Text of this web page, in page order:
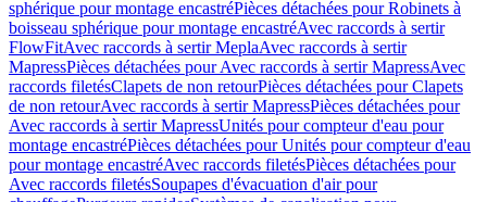
sphérique pour montage encastréPièces détachées pour Robinets à
boisseau sphérique pour montage encastréAvec raccords à sertir
FlowFitAvec raccords à sertir MeplaAvec raccords à sertir
MapressPièces détachées pour Avec raccords à sertir MapressAvec
raccords filetésClapets de non retourPièces détachées pour Clapets
de non retourAvec raccords à sertir MapressPièces détachées pour
Avec raccords à sertir MapressUnités pour compteur d'eau pour
montage encastréPièces détachées pour Unités pour compteur d'eau
pour montage encastréAvec raccords filetésPièces détachées pour
Avec raccords filetésSoupapes d'évacuation d'air pour